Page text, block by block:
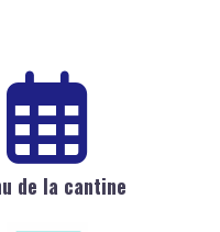
de la cantine